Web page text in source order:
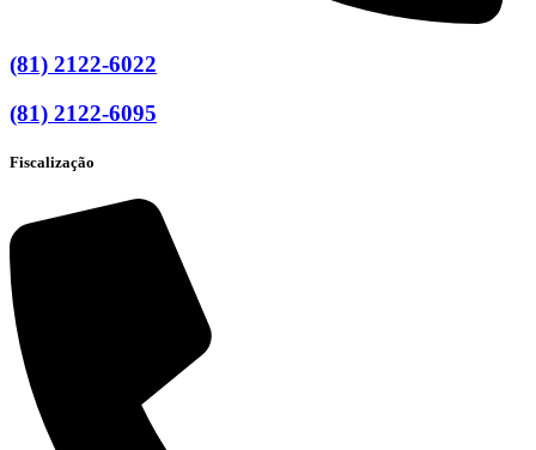
(81) 2122-6022
(81) 2122-6095
Fiscalização